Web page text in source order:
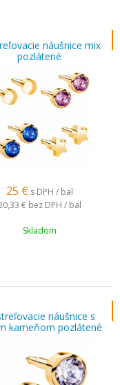
náušnice mix
pozlátené
25 € s DPH / bal
€ bez DPH / bal
Skladom
náušnice s
kameňom pozlátené